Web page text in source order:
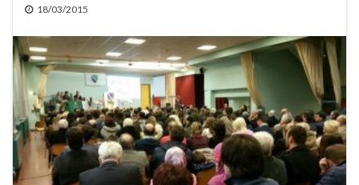
18/03/2015